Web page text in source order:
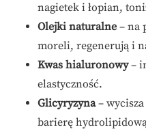
nagietek i łopian,
Olejki naturalne – na
moreli, regenerują i
Kwas hialuronowy–
elastyczność.
Glicyryzyna–
barierę